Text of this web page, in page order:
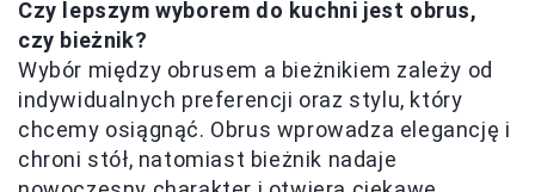
Czy lepszym wyborem do kuchni jest obrus,
czy bieżnik?
Wybór między obrusem a bieżnikiem zależy od
indywidualnych preferencji oraz stylu, który
chcemy osiągnąć. Obrus wprowadza elegancję i
chroni stół, natomiast bieżnik nadaje